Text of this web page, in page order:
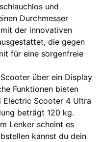
und
Durchmesser
der innovativen
die gegen
für eine sorgenfreie
über ein Display
Funktionen bieten
Electric Scooter 4 Ultra
beträgt 120 kg.
Lenker scheint es
kannst du dein